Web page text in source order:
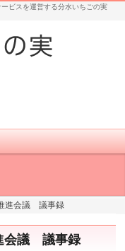
ビスを運営する分水いちごの実
進会議 議事録
会議 議事録